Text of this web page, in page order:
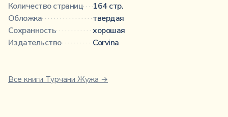
Количество страниц
164 стр.
Обложка
твердая
Сохранность
хорошая
Издательство
Corvina
Все книги Турчани Жужа →